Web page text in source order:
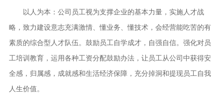
以人为本：公司员工视为支撑企业的基本力量，实施人才战
略，致力建设意志充满激情、懂业务、懂技术，会经营能吃苦的有
素质的综合型人才队伍。鼓励员工自学成才，自强自信。强化对员
工培训教育，运用各种工资分配鼓励办法，让员工从公司中获得安
全感，归属感，成就感和生活经济保障，充分掉洞和提现员工自我
人生价值。